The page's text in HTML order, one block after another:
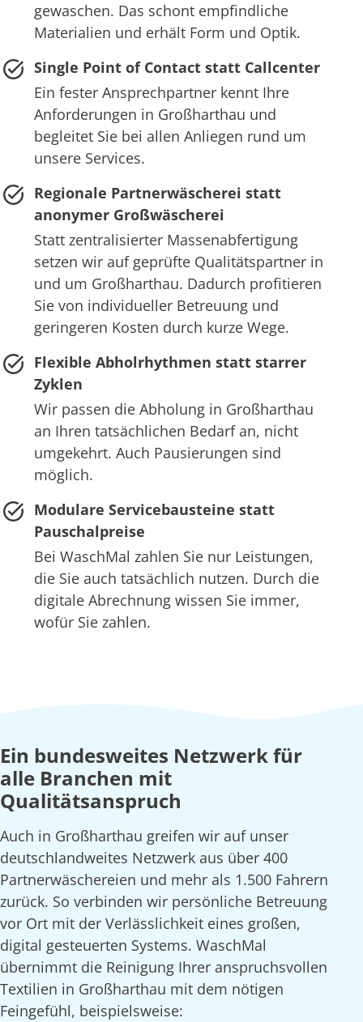
gewaschen. Das schont empfindliche
Materialien und erhält Form und Optik.
Single Point of Contact statt Callcenter
Ein fester Ansprechpartner kennt Ihre
Anforderungen in Großharthau und
begleitet Sie bei allen Anliegen rund um
unsere Services.
Regionale Partnerwäscherei statt
anonymer Großwäscherei
Statt zentralisierter Massenabfertigung
setzen wir auf geprüfte Qualitätspartner in
und um Großharthau. Dadurch profitieren
Sie von individueller Betreuung und
geringeren Kosten durch kurze Wege.
Flexible Abholrhythmen statt starrer
Zyklen
Wir passen die Abholung in Großharthau
an Ihren tatsächlichen Bedarf an, nicht
umgekehrt. Auch Pausierungen sind
möglich.
Modulare Servicebausteine statt
Pauschalpreise
Bei WaschMal zahlen Sie nur Leistungen,
die Sie auch tatsächlich nutzen. Durch die
digitale Abrechnung wissen Sie immer,
wofür Sie zahlen.
Ein bundesweites Netzwerk für
alle Branchen mit
Qualitätsanspruch
Auch in Großharthau greifen wir auf unser
deutschlandweites Netzwerk aus über 400
Partnerwäschereien und mehr als 1.500 Fahrern
zurück. So verbinden wir persönliche Betreuung
vor Ort mit der Verlässlichkeit eines großen,
digital gesteuerten Systems. WaschMal
übernimmt die Reinigung Ihrer anspruchsvollen
Textilien in Großharthau mit dem nötigen
Feingefühl, beispielsweise: